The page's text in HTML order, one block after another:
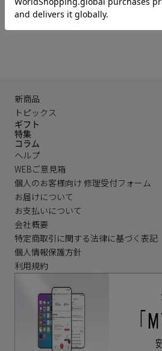
お問い合わせ
新商品
トピックス
ギフト
特集
コラム
ヘルプ
WEBご意見箱
個人のお客様向け 修理受付フォーム
お届けについて
お支払いについて
会社概要
特定商取引に関する法律に基づく表記
個人情報保護方針
利用規約